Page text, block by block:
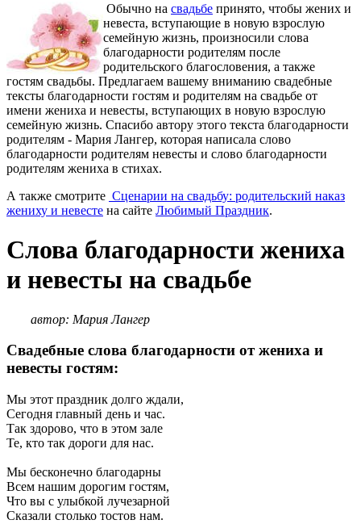
Обычно на свадьбе принято, чтобы жених и
невеста, вступающие в новую взрослую
семейную жизнь, произносили слова
благодарности родителям после
родительского благословения, а также
гостям свадьбы. Предлагаем вашему вниманию свадебные
тексты благодарности гостям и родителям на свадьбе от
имени жениха и невесты, вступающих в новую взрослую
семейную жизнь. Спасибо автору этого текста благодарности
родителям - Мария Лангер, которая написала слово
благодарности родителям невесты и слово благодарности
родителям жениха в стихах.
А также смотрите Сценарии на свадьбу: родительский наказ
жениху и невесте на сайте Любимый Праздник.
Слова благодарности жениха
и невесты на свадьбе
автор: Мария Лангер
Свадебные слова благодарности от жениха и
невесты гостям:
Мы этот праздник долго ждали,
Сегодня главный день и час.
Так здорово, что в этом зале
Те, кто так дороги для нас.
Мы бесконечно благодарны
Всем нашим дорогим гостям,
Что вы с улыбкой лучезарной
Сказали столько тостов нам.